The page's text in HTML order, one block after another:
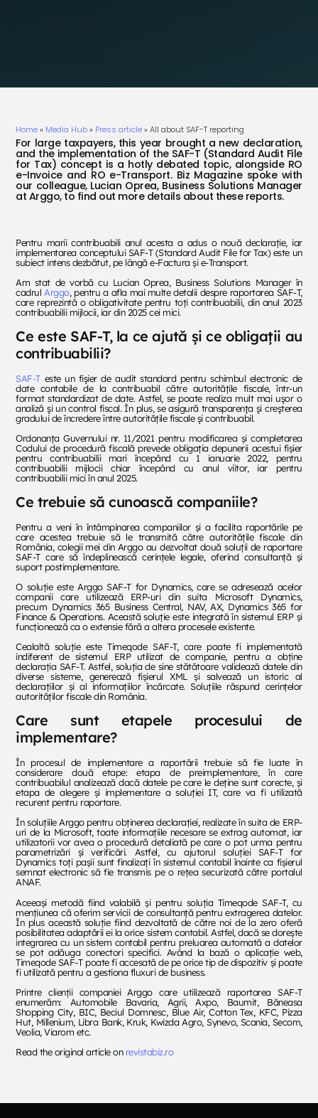
Home» Media Hub» Press article»All about SAF-T reporting
For large taxpayers, this year brought a new declaration,
and the implementation of the SAF-T (Standard Audit File
for Tax) concept is a hotly debated topic, alongside RO
e-Invoice and RO e-Transport. Biz Magazine spoke with
our colleague, Lucian Oprea, Business Solutions Manager
at Arggo, to find out more details about these reports.
Pentru marii contribuabili anul acesta a adus o nouă declarație, iar
implementarea conceptului SAF-T (Standard Audit File for Tax) este un
subiect intens dezbătut, pe lângă e-Factura și e-Transport.
Am stat de vorbă cu Lucian Oprea, Business Solutions Manager în
cadrulArggo, pentru a afla mai multe detalii despre raportarea SAF-T,
care reprezintă o obligativitate pentru toți contribuabilii, din anul 2023
contribuabilii mijlocii, iar din 2025 cei mici.
Ce este SAF-T, la ce ajută și ce obligații au
contribuabilii?
SAF-Teste un fişier de audit stan­dard pentru schimbul electronic de
date contabile de la contribuabil către autoritățile fiscale, într-un
format standardizat de date. Astfel, se poate realiza mult mai uşor o
analiză şi un control fiscal. În plus, se asigură transparenţa şi creşterea
gradului de încredere între autoritățile fiscale şi contribuabil.
Ordonanța Guvernului nr. 11/2021 pentru modificarea și completarea
Codului de procedură fiscală prevede obligația depunerii acestui fișier
pentru contribuabilii mari începând cu 1 ianuarie 2022, pentru
contribuabilii mijlocii chiar începând cu anul viitor, iar pentru
contribuabilii mici în anul 2025.
Ce trebuie să cunoască companiile?
Pentru a veni în întâmpinarea companiilor și a facilita raportările pe
care acestea trebuie să le transmită către autoritățile fiscale din
România, colegii mei din Arggo au dezvoltat două soluții de raportare
SAF-T care să îndeplinească cerințele legale, oferind consultanță și
suport postimplementare.
O solu­ție este Arggo SAF-T for ­Dynamics, care se adresează acelor
companii care utilizează ERP-uri din suita Microsoft Dynamics,
precum ­Dynamics 365 Business Central, NAV, AX, Dynamics 365 for
Finance & Operations. Această soluție este integrată în sistemul ERP și
funcționează ca o extensie fără a altera procesele existente.
Cealaltă soluție este Timeqode SAF-T, care poate fi implementată
indiferent de sistemul ERP utilizat de companie, pentru a obține
declarația SAF-T. Astfel, soluția de sine stătătoare validează datele din
diverse ­sisteme, generează fișierul XML și salvează un istoric al
declarațiilor și al informațiilor încărcate. Soluțiile răspund cerințelor
autorităților fiscale din România.
Care sunt etapele procesului de
implementare?
În procesul de implementare a raportării trebuie să fie luate în
considerare două etape: etapa de preimplementare, în care
contribuabilul analizează dacă datele pe care le deține sunt corecte, și
etapa de alegere și implementare a soluției IT, care va fi utilizată
recurent pentru raportare.
În soluțiile Arggo pentru obținerea declarației, realizate în suita de ERP-
uri de la Microsoft, toate informațiile necesare se extrag automat, iar
utilizatorii vor avea o procedură detaliată pe care o pot urma pentru
parametrizări și verificări. Astfel, cu ajutorul soluției SAF-T for
Dynamics toți pașii sunt finalizați în sistemul contabil înainte ca fișierul
semnat electronic să fie transmis pe o rețea securizată către portalul
ANAF.
Aceeași metodă fiind valabilă și pentru soluția Timeqode SAF-T, cu
mențiunea că oferim servicii de consultanță pentru extragerea datelor.
În plus această soluție fiind dezvoltată de către noi de la zero oferă
posibilitatea adaptării ei la orice sistem contabil. Astfel, dacă se dorește
integrarea cu un sistem contabil pentru preluarea automată a datelor
se pot adăuga conectori specifici. Având la bază o aplicație web,
Timeqode SAF-T poate fi accesată de pe orice tip de dispozitiv și poate
fi utilizată pentru a gestiona fluxuri de business.
Printre clienții companiei Arggo care utilizează raportarea SAF-T
enumerăm: Automobile ­Bavaria, Agrii, Axpo, Baumit, Băneasa
Shopping City, BIC, Beciul Domnesc, Blue Air, Cotton Tex, KFC, Pizza
Hut, Millenium, Libra Bank, Kruk, Kwizda Agro, Synevo, Scania, Secom,
Veolia, Viarom etc.
Read the original article on revistabiz.ro